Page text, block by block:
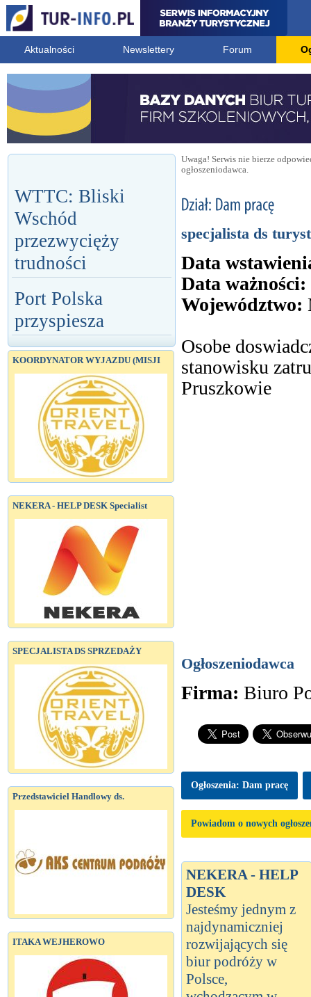
Aktualności Newslettery Forum
WTTC: Bliski
Wschód
przezwycięży
trudności
Port Polska
przyspiesza
KOORDYNATOR WYJAZDU (MISJI
NEKERA - HELP DESK Specialist
SPECJALISTA DS SPRZEDAŻY
Przedstawiciel Handlowy ds.
ITAKA WEJHEROWO
Uwaga! Serwis nie bierze
ogłoszeniodawca.
specjalista ds
Data
Data ważności:
Województwo:
Osobe
stanowisku
Pruszkowie
Ogłoszeniodawca
Firma: Biuro
Ogłoszenia: Dam pracę
Powiadom o nowych
NEKERA - HELP
DESK
Jesteśmy jednym z
najdynamiczniej
rozwijających się
biur podróży w
Polsce,